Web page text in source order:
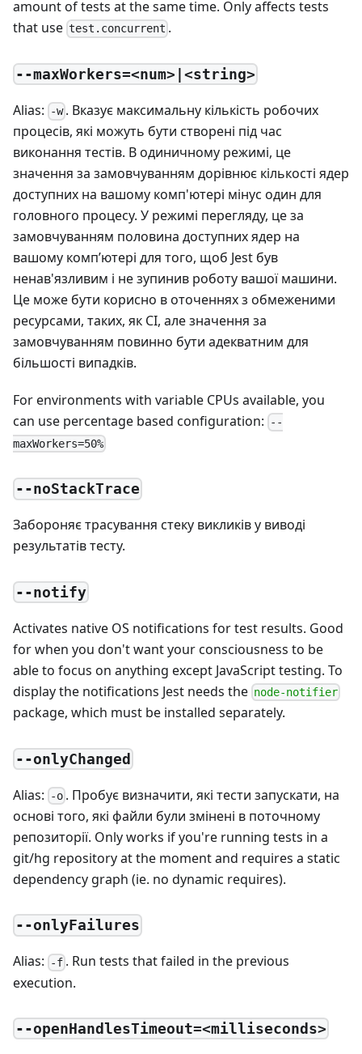
amount of tests at the same time. Only affects tests
that use test.concurrent .
--maxWorkers=<num>|<string>
Alias: -w . Вказує максимальну кількість робочих
процесів, які можуть бути створені під час
виконання тестів. В одиничному режимі, це
значення за замовчуванням дорівнює кількості ядер
доступних на вашому комп'ютері мінус один для
головного процесу. У режимі перегляду, це за
замовчуванням половина доступних ядер на
вашому комп’ютері для того, щоб Jest був
ненав'язливим і не зупинив роботу вашої машини.
Це може бути корисно в оточеннях з обмеженими
ресурсами, таких, як CI, але значення за
замовчуванням повинно бути адекватним для
більшості випадків.
For environments with variable CPUs available, you
can use percentage based configuration:
--
maxWorkers=50%
--noStackTrace
Забороняє трасування стеку викликів у виводі
результатів тесту.
--notify
Activates native OS notifications for test results. Good
for when you don't want your consciousness to be
able to focus on anything except JavaScript testing. To
display the notifications Jest needs the node-notifier
package, which must be installed separately.
--onlyChanged
Alias: -o . Пробує визначити, які тести запускати, на
основі того, які файли були змінені в поточному
репозиторії. Only works if you're running tests in a
git/hg repository at the moment and requires a static
dependency graph (ie. no dynamic requires).
--onlyFailures
Alias: -f . Run tests that failed in the previous
execution.
--openHandlesTimeout=<milliseconds>